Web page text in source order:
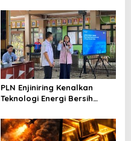
Perubahan Iklim
PLN Enjiniring Kenalkan
Teknologi Energi Bersih